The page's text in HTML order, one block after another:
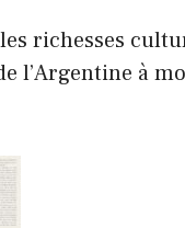
richesses
l’Argentine à